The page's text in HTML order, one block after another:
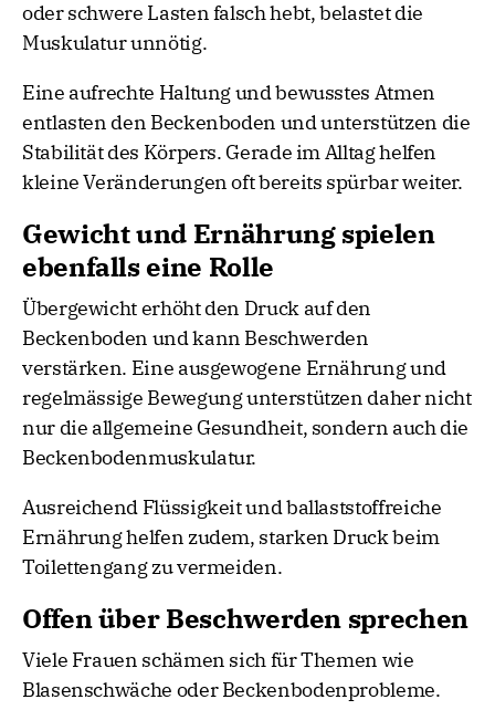
oder schwere Lasten falsch hebt, belastet die
Muskulatur unnötig.
Eine aufrechte Haltung und bewusstes Atmen
entlasten den Beckenboden und unterstützen die
Stabilität des Körpers. Gerade im Alltag helfen
kleine Veränderungen oft bereits spürbar weiter.
Gewicht und Ernährung spielen
ebenfalls eine Rolle
Übergewicht erhöht den Druck auf den
Beckenboden und kann Beschwerden
verstärken. Eine ausgewogene Ernährung und
regelmässige Bewegung unterstützen daher nicht
nur die allgemeine Gesundheit, sondern auch die
Beckenbodenmuskulatur.
Ausreichend Flüssigkeit und ballaststoffreiche
Ernährung helfen zudem, starken Druck beim
Toilettengang zu vermeiden.
Offen über Beschwerden sprechen
Viele Frauen schämen sich für Themen wie
Blasenschwäche oder Beckenbodenprobleme.